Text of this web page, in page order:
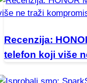
Recenzija:
telefon koji više